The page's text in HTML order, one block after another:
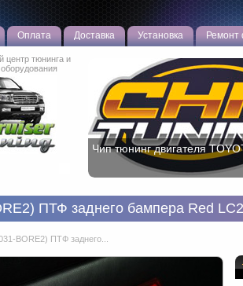
Оплата Доставка Установка Ремонт
центр тюнинга и
Чип тюнинг двигателя
ПТФ заднего бампера Red
BORE2) ПТФ заднего...